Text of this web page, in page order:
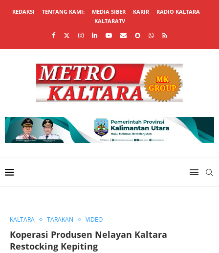
REDAKSI TENTANG KAMI: MEDIA SIBER KARIR
RADIO KALTARA
KALTARATV
KALTARA TARAKAN VIDEO
Koperasi Produsen Nelayan Kaltara
Restocking Kepiting